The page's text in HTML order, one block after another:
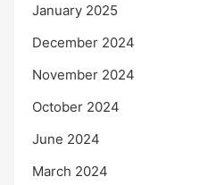
January 2025
December 2024
November 2024
October 2024
June 2024
March 2024